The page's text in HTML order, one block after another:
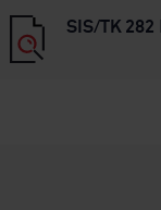
SIS/TK 282